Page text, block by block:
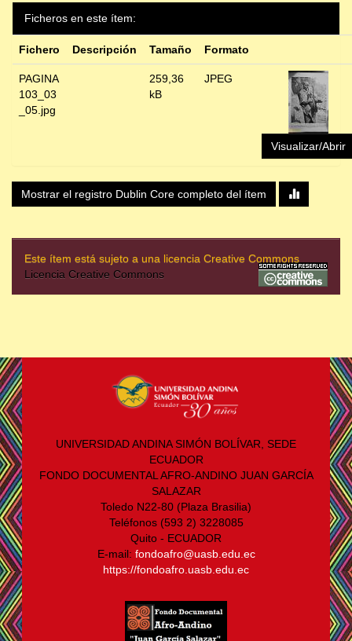
Ficheros en este ítem:
Fichero Descripción Tamaño Formato
PAGINA
103_03
_05.jpg
259,36
kB
JPEG
Visualizar/Abrir
Mostrar el registro Dublin Core completo del ítem
Este ítem está sujeto a una licencia Creative Commons
Licencia Creative Commons
UNIVERSIDAD ANDINA SIMÓN BOLÍVAR, SEDE
ECUADOR
FONDO DOCUMENTAL AFRO-ANDINO JUAN GARCÍA
SALAZAR
Toledo N22-80 (Plaza Brasilia)
Teléfonos (593 2) 3228085
Quito - ECUADOR
E-mail: fondoafro@uasb.edu.ec
https://fondoafro.uasb.edu.ec